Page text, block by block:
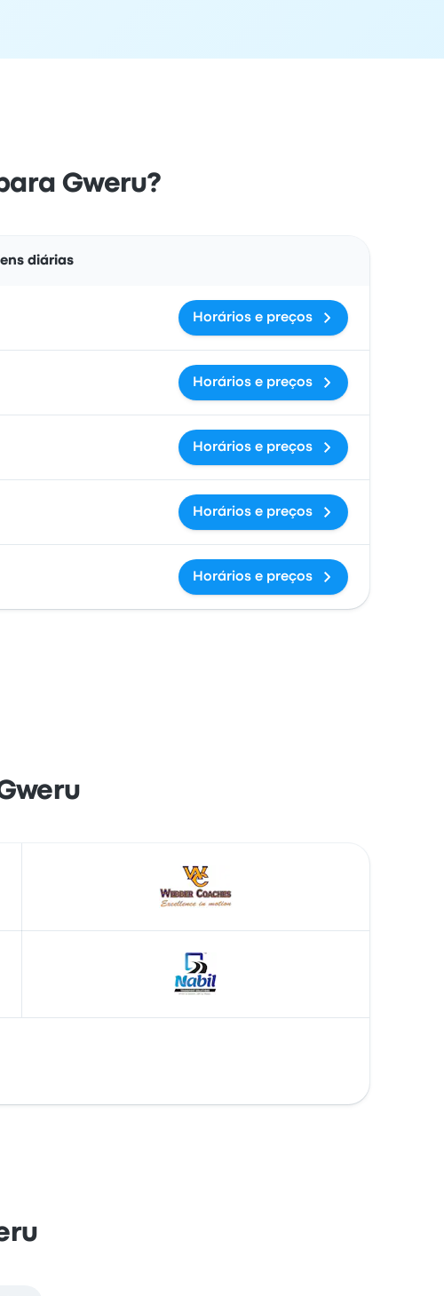
Gweru?
diárias
Horários e preços
Horários e preços
Horários e preços
Horários e preços
Horários e preços